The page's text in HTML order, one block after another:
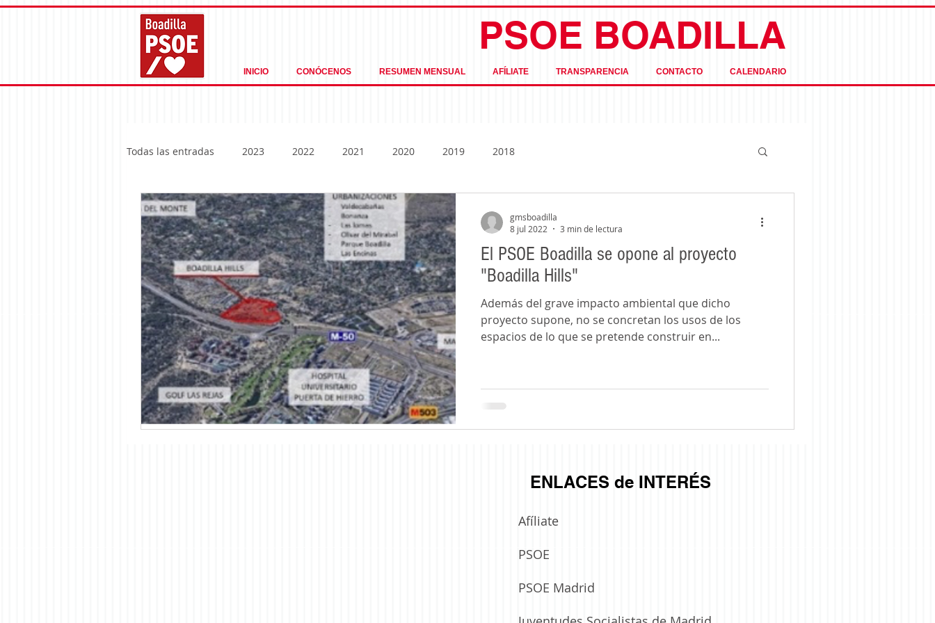
PSOE BOADILLA
INICIO CONÓCENOS RESUMEN MENSUAL AFÍLIATE TRANSPARENCIA CONTACTO CALENDARIO
Todas las entradas 2023 2022 2021 2020 2019 2018
El PSOE Boadilla se opone al proyecto
"Boadilla Hills"
Además del grave impacto ambiental que dicho
proyecto supone, no se concretan los usos de los
espacios de lo que se pretende construir en...
gmsboadilla
8 jul 2022
3 min de lectura
ENLACES de INTERÉS
Afíliate
PSOE
PSOE Madrid